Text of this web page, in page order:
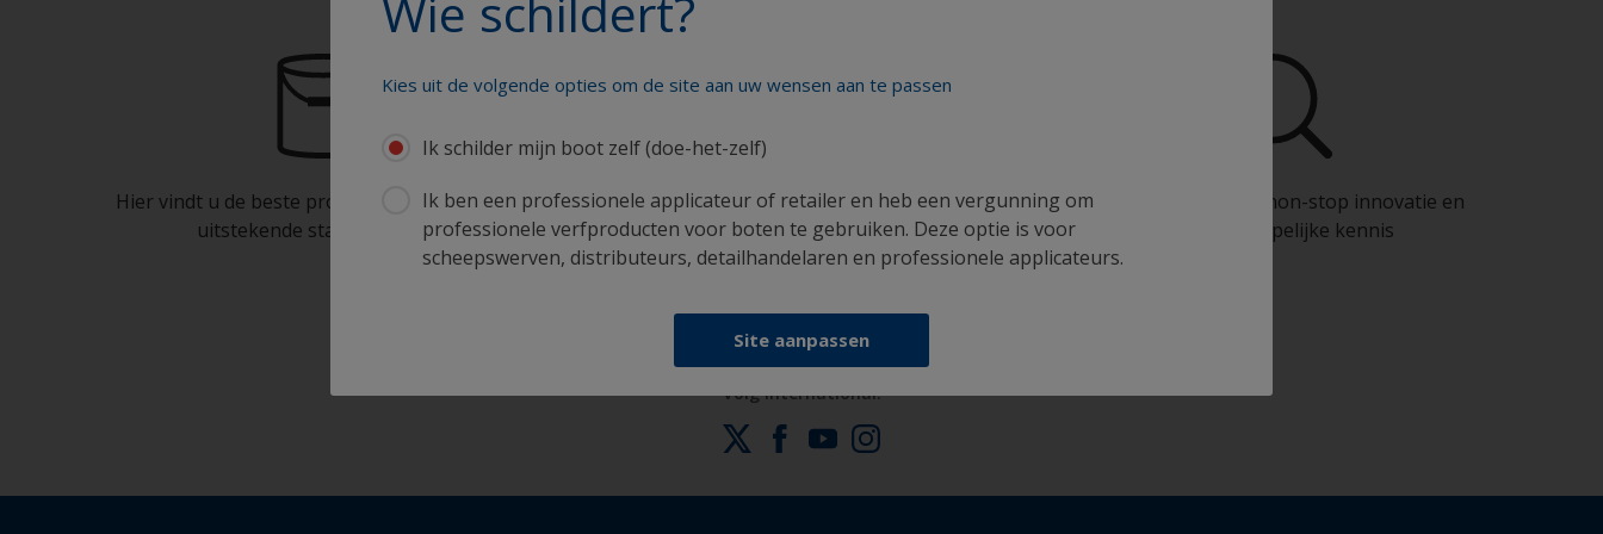
Kies uit de volgende opties om de site aan uw wensen aan te passen
Ik schilder mijn boot zelf (doe-het-zelf)
Ik ben een professionele applicateur of retailer en heb een vergunning om
professionele verfproducten voor boten te gebruiken. Deze optie is voor
scheepswerven, distributeurs, detailhandelaren en professionele applicateurs.
Site aanpassen
Hier vindt u de beste producten om uw boot in
uitstekende staat te houden
Krijg al het technische advies om vol vertrouwen
uw boot te schilderen
Profiteer van onze non-stop innovatie en
wetenschappelijke kennis
Volg International: